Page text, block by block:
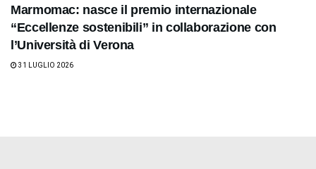
Marmomac: nasce il premio internazionale
“Eccellenze sostenibili” in collaborazione con
l’Università di Verona
31 LUGLIO 2026